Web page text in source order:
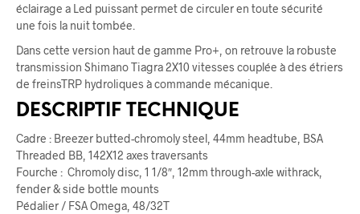
éclairage a Led puissant permet de circuler en toute sécurité
une fois la nuit tombée.
Dans cette version haut de gamme Pro+, on retrouve la robuste
transmission Shimano Tiagra 2X10 vitesses couplée à des étriers
de freinsTRP hydroliques à commande mécanique.
DESCRIPTIF TECHNIQUE
Cadre : Breezer butted-chromoly steel, 44mm headtube, BSA
Threaded BB, 142X12 axes traversants
Fourche : Chromoly disc, 1 1/8″, 12mm through-axle withrack,
fender & side bottle mounts
Pédalier / FSA Omega, 48/32T